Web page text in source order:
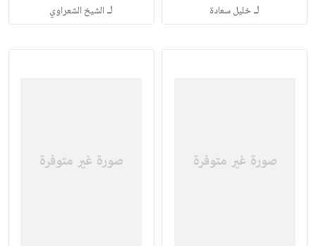
لـخليل سعادة لـ الشيخ الشعراوي